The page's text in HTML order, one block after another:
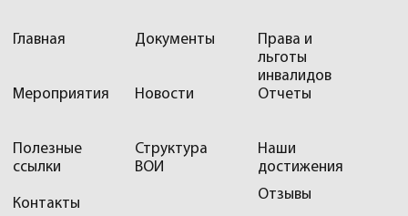
Главная Документы
Права и
льготы
инвалидов
Мероприятия
Новости Отчеты
Полезные
ссылки
Структура
ВОИ
Наши
достижения
Отзывы
Контакты